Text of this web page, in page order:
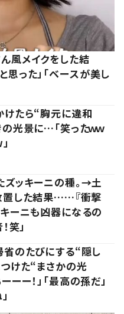
風メイクをした結
った」「ベースが美し
けたら“胸元に違和
光景に…「笑ったｗｗ
ズッキーニの種。→土
置した結果……『衝撃
キーニも凶器になるの
笑」
のたびにする“隠し
けた“まさかの光
ー！」「最高の孫だ」